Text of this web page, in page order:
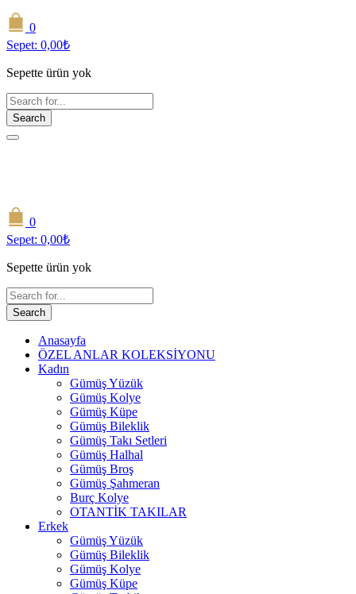
0
Sepet: 0,00₺
Sepette ürün yok
Search
0
Sepet: 0,00₺
Sepette ürün yok
Search
Anasayfa
ÖZEL ANLAR KOLEKSİYONU
Kadın
Gümüş Yüzük
Gümüş Kolye
Gümüş Küpe
Gümüş Bileklik
Gümüş Takı Setleri
Gümüş Halhal
Gümüş Broş
Gümüş Şahmeran
Burç Kolye
OTANTİK TAKILAR
Erkek
Gümüş Yüzük
Gümüş Bileklik
Gümüş Kolye
Gümüş Küpe